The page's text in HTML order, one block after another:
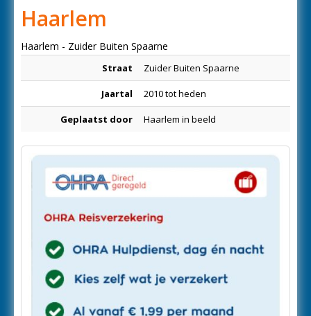
Haarlem
Haarlem - Zuider Buiten Spaarne
Straat Zuider Buiten Spaarne
Jaartal 2010 tot heden
Geplaatst door Haarlem in beeld